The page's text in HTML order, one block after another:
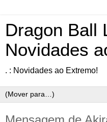
Dragon Ball
Novidades
. : Novidades ao Extremo!